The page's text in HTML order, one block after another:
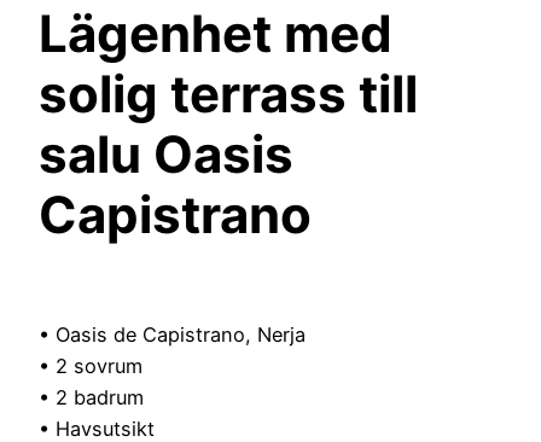
Lägenhet med
solig terrass till
salu Oasis
Capistrano
• Oasis de Capistrano, Nerja
• 2 sovrum
• 2 badrum
• Havsutsikt